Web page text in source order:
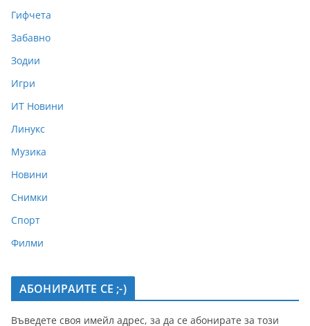
Гифчета
Забавно
Зодии
Игри
ИТ Новини
Линукс
Музика
Новини
Снимки
Спорт
Филми
АБОНИРАИТЕ СЕ ;-)
Въведете своя имейл адрес, за да се абонирате за този